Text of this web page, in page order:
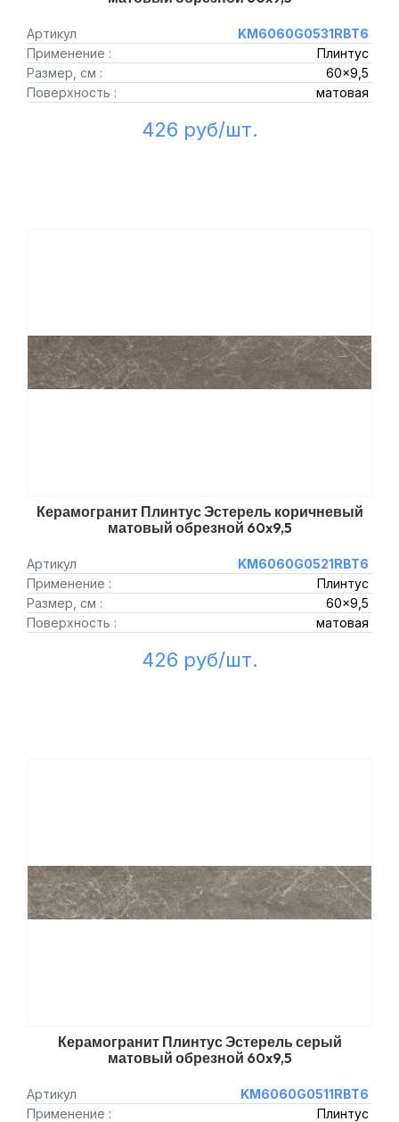
Артикул
KM6060G0531RBT6
Применение :
Плинтус
Размер, см :
60x9,5
Поверхность :
матовая
426 руб/шт.
Керамогранит Плинтус Эстерель коричневый
матовый обрезной 60x9,5
Артикул
KM6060G0521RBT6
Применение :
Плинтус
Размер, см :
60x9,5
Поверхность :
матовая
426 руб/шт.
Керамогранит Плинтус Эстерель серый
матовый обрезной 60x9,5
Артикул
KM6060G0511RBT6
Применение :
Плинтус